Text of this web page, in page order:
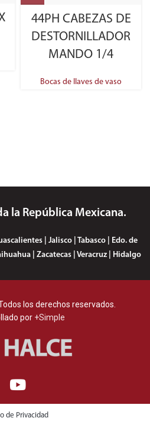
44PH CABEZAS DE
DESTORNILLADOR
MANDO 1/4
Bocas de llaves de vaso
la República Mexicana.
| Jalisco | Tabasco | Edo. de
| Zacatecas | Veracruz | Hidalgo
los derechos reservados.
por +Simple
de Privacidad